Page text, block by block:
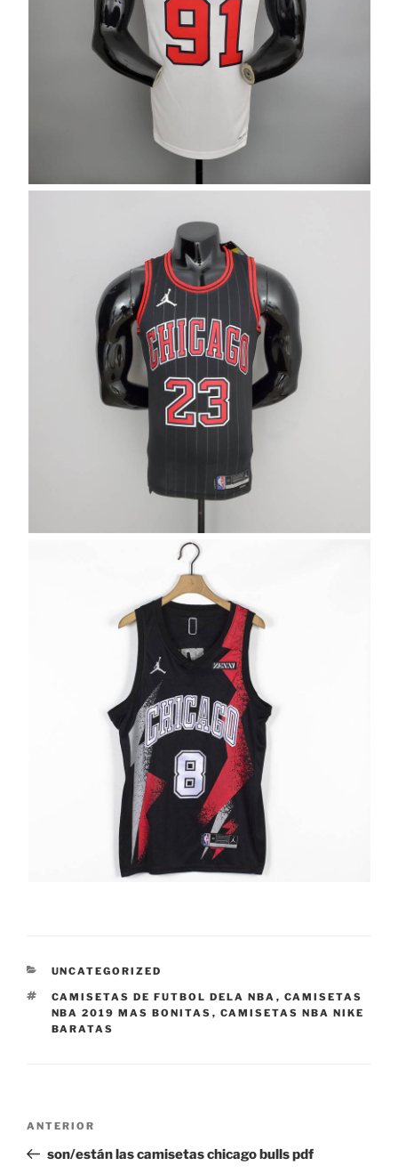
CATEGORÍAS
UNCATEGORIZED
ETIQUETAS
CAMISETAS DE FUTBOL DELA NBA , CAMISETAS
NBA 2019 MAS BONITAS , CAMISETAS NBA NIKE
BARATAS
entradas
Entrada
anterior:
ANTERIOR
son/están las camisetas chicago bulls pdf